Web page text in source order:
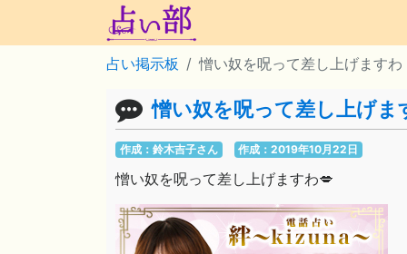
占い掲示板 憎い奴を呪って差し上げますわ
憎い奴を呪って差し上げま
作成：鈴木吉子さん 作成：2019年10月22日
憎い奴を呪って差し上げますわ💋